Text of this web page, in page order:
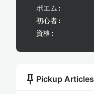
ポエム:
初心者:
資格:
push_pin Pickup Articles